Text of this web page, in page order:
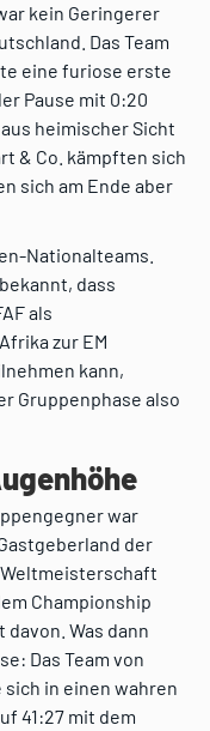
kein Geringerer
Das Team
eine furiose erste
Pause mit 0:20
heimischer Sicht
& Co. kämpften sich
sich am Ende aber
Nationalteams.
dass
als
zur EM
kann,
Gruppenphase also
war
der
Championship
Was dann
Das Team von
sich in einen wahren
41:27 mit dem